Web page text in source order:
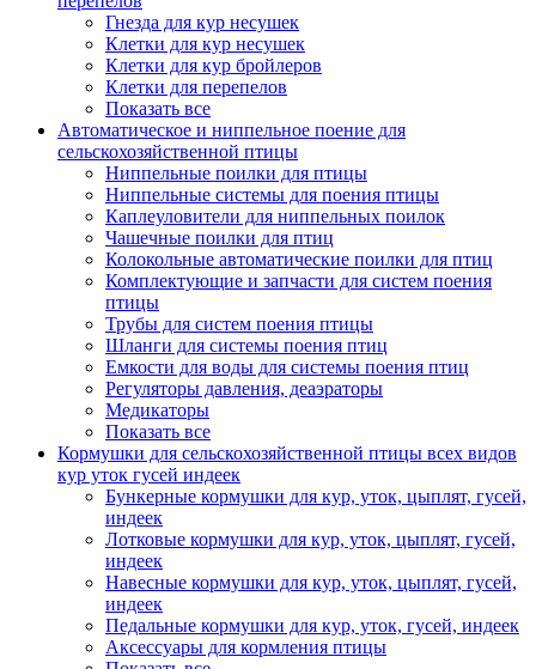
Гнезда для кур несушек
Клетки для кур несушек
Клетки для кур бройлеров
Клетки для перепелов
Показать все
Автоматическое и ниппельное поение для
сельскохозяйственной птицы
Ниппельные поилки для птицы
Ниппельные системы для поения птицы
Каплеуловители для ниппельных поилок
Чашечные поилки для птиц
Колокольные автоматические поилки для птиц
Комплектующие и запчасти для систем поения
птицы
Трубы для систем поения птицы
Шланги для системы поения птиц
Емкости для воды для системы поения птиц
Регуляторы давления, деаэраторы
Медикаторы
Показать все
Кормушки для сельскохозяйственной птицы всех видов
кур уток гусей индеек
Бункерные кормушки для кур, уток, цыплят, гусей,
индеек
Лотковые кормушки для кур, уток, цыплят, гусей,
индеек
Навесные кормушки для кур, уток, цыплят, гусей,
индеек
Педальные кормушки для кур, уток, гусей, индеек
Аксессуары для кормления птицы